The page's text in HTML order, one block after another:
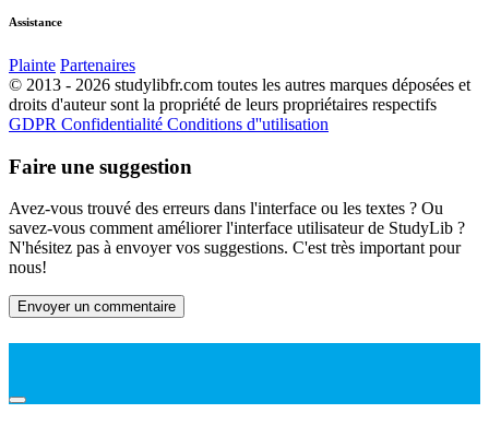
Assistance
Plainte Partenaires
© 2013 - 2026 studylibfr.com toutes les autres marques déposées et
droits d'auteur sont la propriété de leurs propriétaires respectifs
GDPR Confidentialité Conditions d''utilisation
Faire une suggestion
Avez-vous trouvé des erreurs dans l'interface ou les textes ? Ou
savez-vous comment améliorer l'interface utilisateur de StudyLib ?
N'hésitez pas à envoyer vos suggestions. C'est très important pour
nous!
Envoyer un commentaire